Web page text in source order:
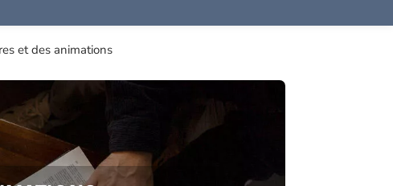
et des animations